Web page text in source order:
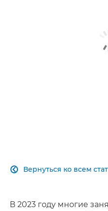
Вернуться ко всем

В 2023 году многие